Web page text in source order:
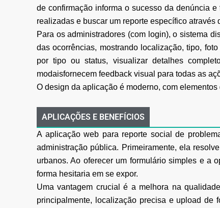
de confirmação informa o sucesso da denúncia
realizadas e buscar um reporte específico através
Para os administradores (com login), o sistema
das ocorrências, mostrando localização, tipo,
por tipo ou status, visualizar detalhes
modaisfornecem feedback visual para todas as
O design da aplicação é moderno, com
APLICAÇÕES E BENEFÍCIOS
A aplicação web para reporte social de
administração pública. Primeiramente, ela
urbanos. Ao oferecer um formulário simples e a
forma hesitaria em se expor.
Uma vantagem crucial é a melhora na
principalmente, localização precisa e upload